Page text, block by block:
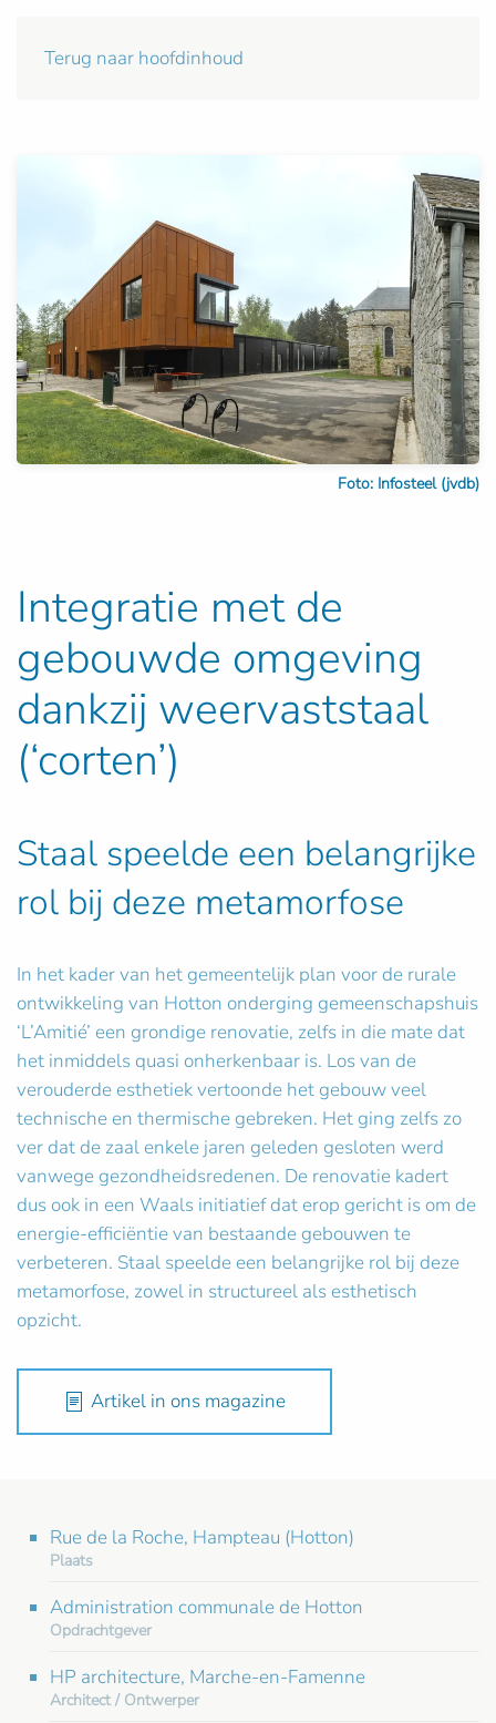
Terug naar hoofdinhoud
Foto: Infosteel (jvdb)
Integratie met de
gebouwde omgeving
dankzij weervaststaal
(‘corten’)
Staal speelde een belangrijke
rol bij deze metamorfose
In het kader van het gemeentelijk plan voor de rurale
ontwikkeling van Hotton onderging gemeenschapshuis
‘L’Amitié’ een grondige renovatie, zelfs in die mate dat
het inmiddels quasi onherkenbaar is. Los van de
verouderde esthetiek vertoonde het gebouw veel
technische en thermische gebreken. Het ging zelfs zo
ver dat de zaal enkele jaren geleden gesloten werd
vanwege gezondheidsredenen. De renovatie kadert
dus ook in een Waals initiatief dat erop gericht is om de
energie-efficiëntie van bestaande gebouwen te
verbeteren. Staal speelde een belangrijke rol bij deze
metamorfose, zowel in structureel als esthetisch
opzicht.
Artikel in ons magazine
Rue de la Roche, Hampteau (Hotton)
Plaats
Administration communale de Hotton
Opdrachtgever
HP architecture, Marche-en-Famenne
Architect / Ontwerper